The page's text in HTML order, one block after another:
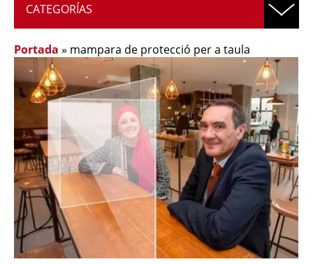
CATEGORÍAS
Portada » mampara de protecció per a taula